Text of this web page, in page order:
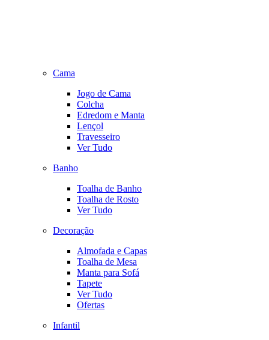
Cama
Jogo de Cama
Colcha
Edredom e Manta
Lençol
Travesseiro
Ver Tudo
Banho
Toalha de Banho
Toalha de Rosto
Ver Tudo
Decoração
Almofada e Capas
Toalha de Mesa
Manta para Sofá
Tapete
Ver Tudo
Ofertas
Infantil